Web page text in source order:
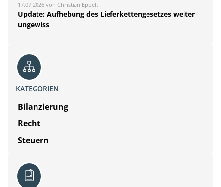
17.07.2026 von Christian Eppelt
Update: Aufhebung des Lieferkettengesetzes weiter
ungewiss
KATEGORIEN
Bilanzierung
Recht
Steuern